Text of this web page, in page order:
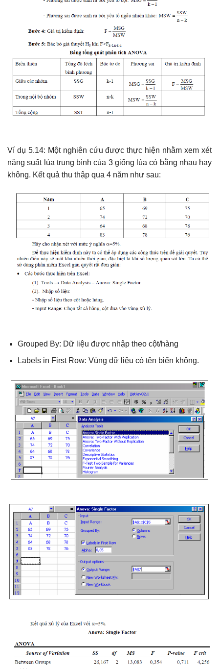
Ví dụ 5.14: Một nghiên cứu được thực hiện nhằm xem xét
năng suất lúa trung bình của 3 giống lúa có bằng nhau hay
không. Kết quả thu thập qua 4 năm như sau:
Grouped By: Dữ liệu được nhập theo cột/hàng
Labels in First Row: Vùng dữ liệu có tên biến không.